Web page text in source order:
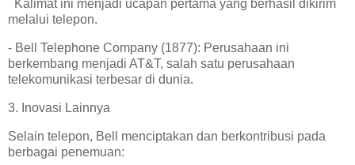
Kalimat ini menjadi ucapan pertama yang berhasil dikirim
melalui telepon.
- Bell Telephone Company (1877): Perusahaan ini
berkembang menjadi AT&T, salah satu perusahaan
telekomunikasi terbesar di dunia.
3. Inovasi Lainnya
Selain telepon, Bell menciptakan dan berkontribusi pada
berbagai penemuan: